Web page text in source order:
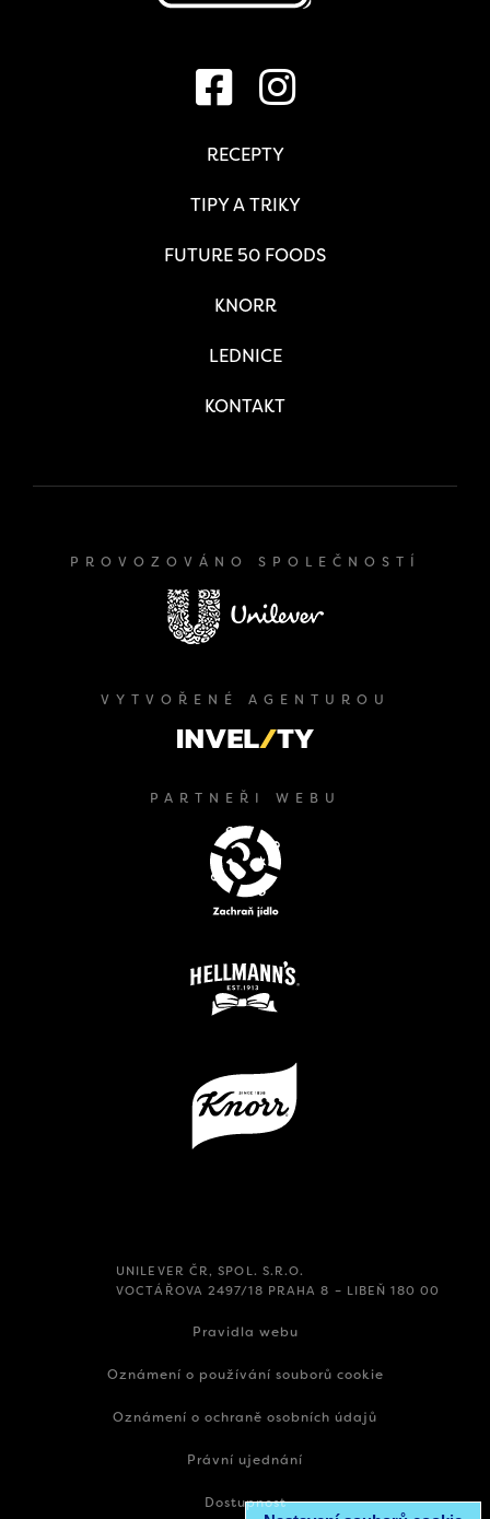
RECEPTY
TIPY A TRIKY
FUTURE 50 FOODS
KNORR
LEDNICE
KONTAKT
PROVOZOVÁNO SPOLEČNOSTÍ
VYTVOŘENÉ AGENTUROU
PARTNEŘI WEBU
UNILEVER ČR, SPOL. S.R.O.
VOCTÁŘOVA 2497/18 PRAHA 8 – LIBEŇ 180 00
Pravidla webu
Oznámení o používání souborů cookie
Oznámení o ochraně osobních údajů
Právní ujednání
Dostupnost